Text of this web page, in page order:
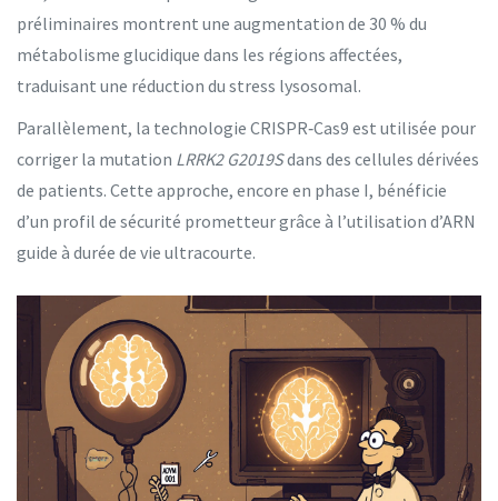
préliminaires montrent une augmentation de 30 % du
métabolisme glucidique dans les régions affectées,
traduisant une réduction du stress lysosomal.
Parallèlement, la technologie CRISPR‑Cas9 est utilisée pour
corriger la mutation LRRK2 G2019Sdans des cellules dérivées
de patients. Cette approche, encore en phase I, bénéficie
d’un profil de sécurité prometteur grâce à l’utilisation d’ARN
guide à durée de vie ultracourte.